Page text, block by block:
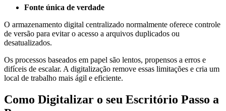
Fonte única de verdade
O armazenamento digital centralizado normalmente oferece controle
de versão para evitar o acesso a arquivos duplicados ou
desatualizados.
Os processos baseados em papel são lentos, propensos a erros e
difíceis de escalar. A digitalização remove essas limitações e cria um
local de trabalho mais ágil e eficiente.
Como Digitalizar o seu Escritório Passo a